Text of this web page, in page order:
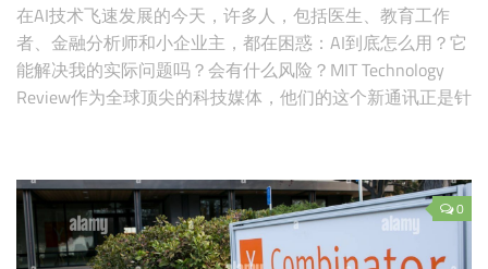
在AI技术飞速发展的今天，许多人，包括医生、教育工作
者、金融分析师和小企业主，都在困惑：AI到底怎么用？它
能解决我的实际问题吗？会有什么风险？MIT Technology
Review作为全球顶尖的科技媒体，他们的这个新通讯正是针
如果你正计划订阅，或者只是好奇AI在职场中
0